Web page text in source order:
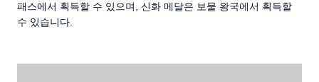
패스에서 획득할 수 있으며, 신화 메달은 보물 왕국에서 획득할
수 있습니다.